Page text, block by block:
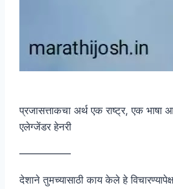
प्रजासत्ताकचा अर्थ एक राष्ट्र, एक
एलेग्जेंडर हेनरी
—————
देशाने तुमच्यासाठी काय केले हे